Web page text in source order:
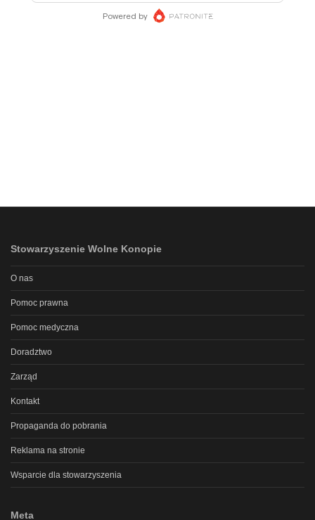
Stowarzyszenie Wolne Konopie
O nas
Pomoc prawna
Pomoc medyczna
Doradztwo
Zarząd
Kontakt
Propaganda do pobrania
Reklama na stronie
Wsparcie dla stowarzyszenia
Meta